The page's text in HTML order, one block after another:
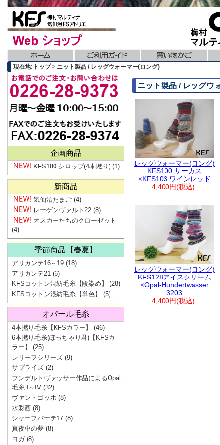
現在地:トップ > ニット製品 / レッグウォーマー(ロング)
ニット製品 / レッグウ
レッグウォーマー(ロング)
KFS100 サーカス
×KFS103 ワインレッド
4,400円(税込)
レッグウォーマー(ロング)
KFS128アイスクリーム
×Opal-Hundertwasser
3203
4,400円(税込)
企画商品
KFS180 シロップ(4本撚り) (1)
新商品
気仙沼たまご (4)
レーゲンヴァルト22 (8)
オスカーたちのクローゼット
(4)
季節商品【春夏】
アリカンテ16～19 (18)
アリカンテ21 (6)
KFSコットン混紡毛糸【段染め】
(28)
KFSコットン混紡毛糸【単色】
(5)
オパール毛糸
4本撚り毛糸【KFSカラー】
(46)
6本撚り毛糸(ぽっちゃり君)【KFSカ
ラー】
(25)
レリーフシリーズ (9)
サプライズ (2)
フンデルトヴァッサー作品によるOpal
毛糸 I～IV (32)
ヴァン・ゴッホ (8)
水彩画 (8)
シャーフパーテ17 (8)
真夜中の夢 (8)
ヨガ(8)